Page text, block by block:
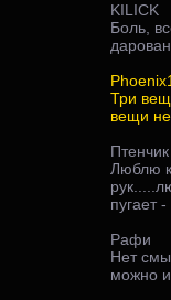
KILICK
Боль,
Три
вещи не
Птенчик
Люблю
пугает
Рафи
Нет
можно